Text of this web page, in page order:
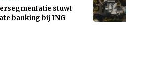
stuwt
banking bij ING